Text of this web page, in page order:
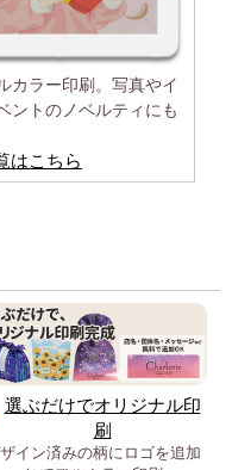
カラー印刷。写真やイ
ントのノベルティにも
はこちら
選ぶだけでオリジナル印
刷
イン済みの柄にロゴを追加